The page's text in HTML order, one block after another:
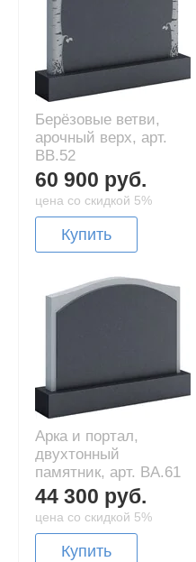
Берёзовые ветви,
арочный верх, арт.
BB.52
60 900 руб.
цена со скидкой 5%
Купить
Арка и портал,
двухтонный
памятник, арт. BA.61
44 300 руб.
цена со скидкой 5%
Купить